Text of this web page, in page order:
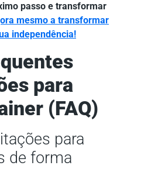
passo e transformar
mesmo a transformar
independência!
para
(FAQ)
para
de forma